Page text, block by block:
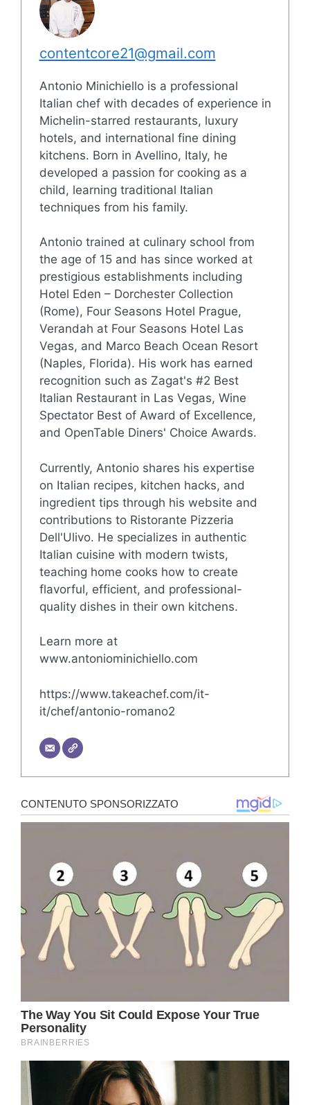
contentcore21@gmail.com
Antonio Minichiello is a professional
Italian chef with decades of experience in
Michelin-starred restaurants, luxury
hotels, and international fine dining
kitchens. Born in Avellino, Italy, he
developed a passion for cooking as a
child, learning traditional Italian
techniques from his family.
Antonio trained at culinary school from
the age of 15 and has since worked at
prestigious establishments including
Hotel Eden – Dorchester Collection
(Rome), Four Seasons Hotel Prague,
Verandah at Four Seasons Hotel Las
Vegas, and Marco Beach Ocean Resort
(Naples, Florida). His work has earned
recognition such as Zagat's #2 Best
Italian Restaurant in Las Vegas, Wine
Spectator Best of Award of Excellence,
and OpenTable Diners' Choice Awards.
Currently, Antonio shares his expertise
on Italian recipes, kitchen hacks, and
ingredient tips through his website and
contributions to Ristorante Pizzeria
Dell'Ulivo. He specializes in authentic
Italian cuisine with modern twists,
teaching home cooks how to create
flavorful, efficient, and professional-
quality dishes in their own kitchens.
Learn more at
www.antoniominichiello.com
https://www.takeachef.com/it-
it/chef/antonio-romano2